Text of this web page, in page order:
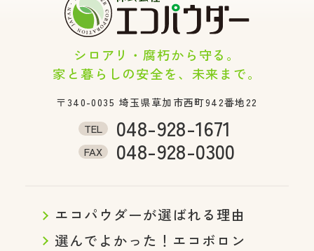
シロアリ・腐朽から守る。
家と暮らしの安全を、未来まで。
〒340-0035 埼玉県草加市西町942番地22
TEL 048-928-1671
FAX 048-928-0300
エコパウダーが選ばれる理由
選んでよかった！エコボロン